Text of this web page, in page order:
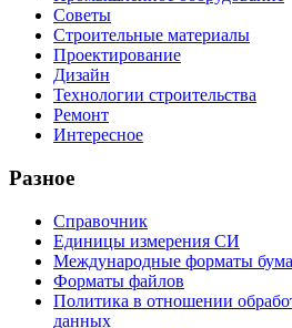
Советы
Строительные материалы
Проектирование
Дизайн
Технологии строительства
Ремонт
Интересное
Разное
Справочник
Единицы измерения СИ
Международные форматы
Форматы файлов
Политика в отношении
данных